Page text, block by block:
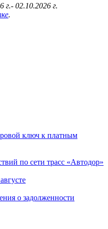
г.- 02.10.2026 г.
.
ключ к платным
по сети трасс «Автодор»
о задолженности